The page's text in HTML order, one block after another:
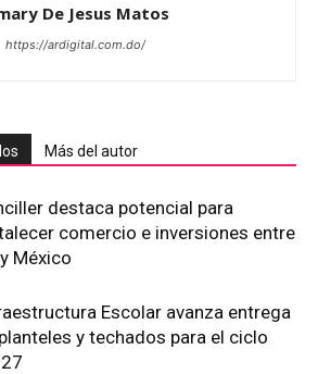
De Jesus Matos
https://ardigital.com.do/
Más del autor
destaca potencial para
comercio e inversiones entre
México
Escolar avanza entrega
y techados para el ciclo